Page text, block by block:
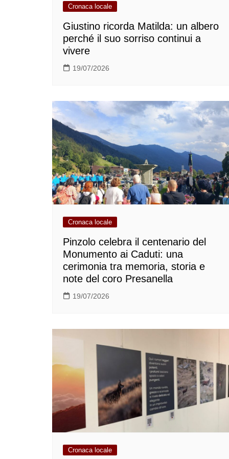
Cronaca locale
Giustino ricorda Matilda: un albero
perché il suo sorriso continui a
vivere
19/07/2026
Cronaca locale
Pinzolo celebra il centenario del
Monumento ai Caduti: una
cerimonia tra memoria, storia e
note del coro Presanella
19/07/2026
Cronaca locale